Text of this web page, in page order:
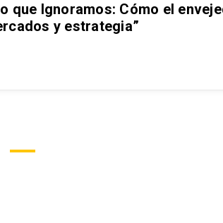
que Ignoramos: Cómo el
y estrategia”